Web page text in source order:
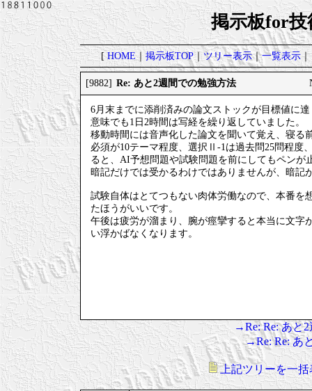
掲示板for技
[HOME｜掲示板TOP｜ツリー表示｜一覧表示｜
[9882] Re: あと2週間での勉強方法
6月末までに添削済みの論文ストックが目標値に
意味でも1日2時間は写経を繰り返していました。
移動時間には音声化した論文を聞いて覚え、寝る
必須が10テーマ程度、選択Ⅱ-1は過去問25問程度
ると、AI予想問題や試験問題を前にしてもペンが
暗記だけでは受かるわけではありませんが、暗記
試験自体はとてつもない肉体労働なので、本番を
たほうがいいです。
午後は疲労が溜まり、腕が痙攣すると本当に文字
い浮かばなくなります。
→Re: Re: あと
→Re: Re: あ
上記ツリーを一括